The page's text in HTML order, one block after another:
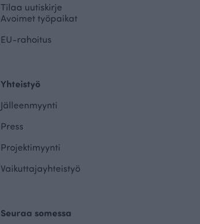
Tilaa uutiskirje
Avoimet työpaikat
EU-rahoitus
Yhteistyö
Jälleenmyynti
Press
Projektimyynti
Vaikuttajayhteistyö
Seuraa somessa